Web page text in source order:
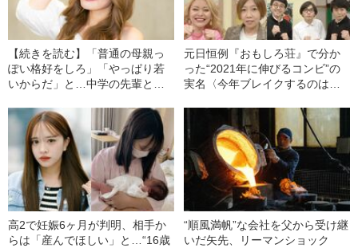
【続きを読む】「普通の母親っ
ぽい格好をしろ」「やっぱり若
いからだ」と…中学の先輩と結
（26）が語る、若ママへの視線
とママモデルを始めたワケ
元日恒例『おもしろ荘』で分か
った“2021年に伸びるコンビ”の
実名〈今年ブレイクするのは
高2で妊娠6ヶ月が判明、相手か
らは「産んでほしい」と…“16歳
“順風満帆”な会社を父から受け継
いだ矢先、リーマンショック